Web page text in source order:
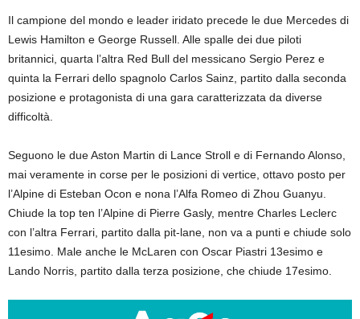
Il campione del mondo e leader iridato precede le due Mercedes di
Lewis Hamilton e George Russell. Alle spalle dei due piloti
britannici, quarta l’altra Red Bull del messicano Sergio Perez e
quinta la Ferrari dello spagnolo Carlos Sainz, partito dalla seconda
posizione e protagonista di una gara caratterizzata da diverse
difficoltà.
Seguono le due Aston Martin di Lance Stroll e di Fernando Alonso,
mai veramente in corse per le posizioni di vertice, ottavo posto per
l’Alpine di Esteban Ocon e nona l’Alfa Romeo di Zhou Guanyu.
Chiude la top ten l’Alpine di Pierre Gasly, mentre Charles Leclerc
con l’altra Ferrari, partito dalla pit-lane, non va a punti e chiude solo
11esimo. Male anche le McLaren con Oscar Piastri 13esimo e
Lando Norris, partito dalla terza posizione, che chiude 17esimo.